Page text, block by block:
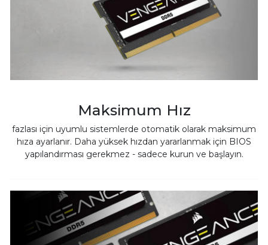
Maksimum Hız
fazlası için uyumlu sistemlerde otomatik olarak maksimum
hıza ayarlanır. Daha yüksek hızdan yararlanmak için BIOS
yapılandırması gerekmez - sadece kurun ve başlayın.